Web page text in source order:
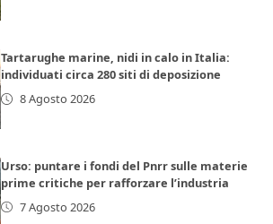
Tartarughe marine, nidi in calo in Italia:
individuati circa 280 siti di deposizione
8 Agosto 2026
Urso: puntare i fondi del Pnrr sulle materie
prime critiche per rafforzare l’industria
7 Agosto 2026